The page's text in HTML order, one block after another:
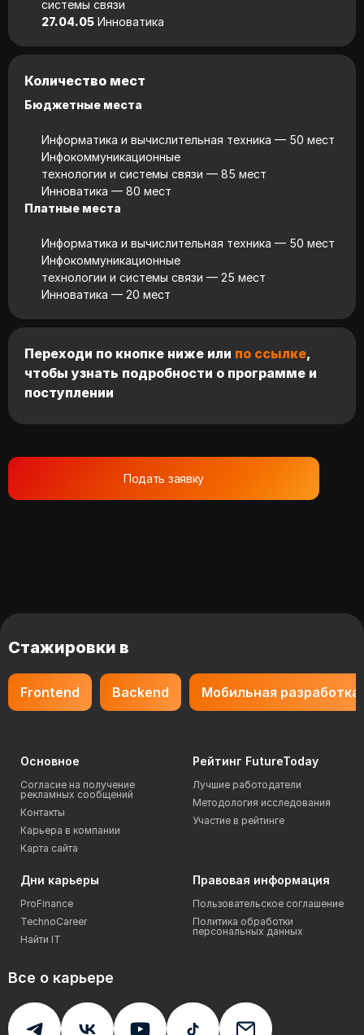
системы связи
27.04.05 Инноватика
Количество мест
Бюджетные места
Информатика и вычислительная техника — 50 мест
Инфокоммуникационные
технологии и системы связи — 85 мест
Инноватика — 80 мест
Платные места
Информатика и вычислительная техника — 50 мест
Инфокоммуникационные
технологии и системы связи — 25 мест
Инноватика — 20 мест
Переходи по кнопке ниже или по ссылке,
чтобы узнать подробности о программе и
поступлении
Подать заявку
Стажировки в
Frontend Backend Мобильная разработка
Все о карьере
Основное
Согласие на получение
рекламных сообщений
Контакты
Карьера в компании
Карта сайта
Рейтинг FutureToday
Лучшие работодатели
Методология исследования
Участие в рейтинге
Дни карьеры
ProFinance
TechnoCareer
Найти IT
Правовая информация
Пользовательское соглашение
Политика обработки
персональных данных